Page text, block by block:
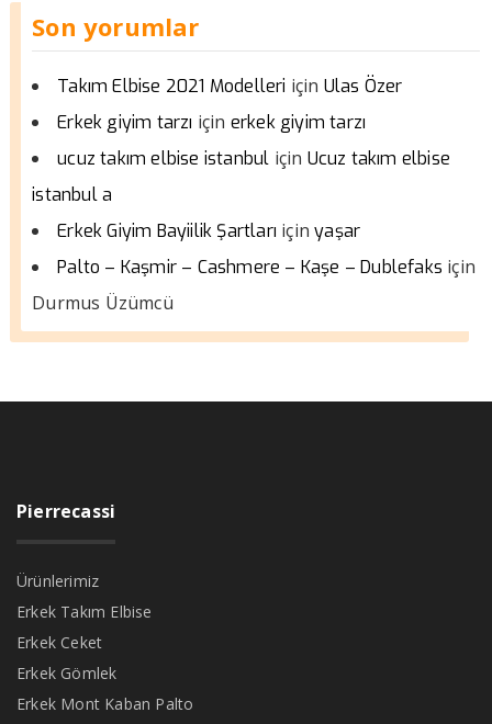
Son yorumlar
Takım Elbise 2021 Modelleri için Ulas Özer
Erkek giyim tarzı için erkek giyim tarzı
ucuz takım elbise istanbul için Ucuz takım elbise
istanbul a
Erkek Giyim Bayiilik Şartları içinyaşar
Palto – Kaşmir – Cashmere – Kaşe – Dublefaks için
Durmus Üzümcü
Pierrecassi
Ürünlerimiz
Erkek Takım Elbise
Erkek Ceket
Erkek Gömlek
Erkek Mont Kaban Palto